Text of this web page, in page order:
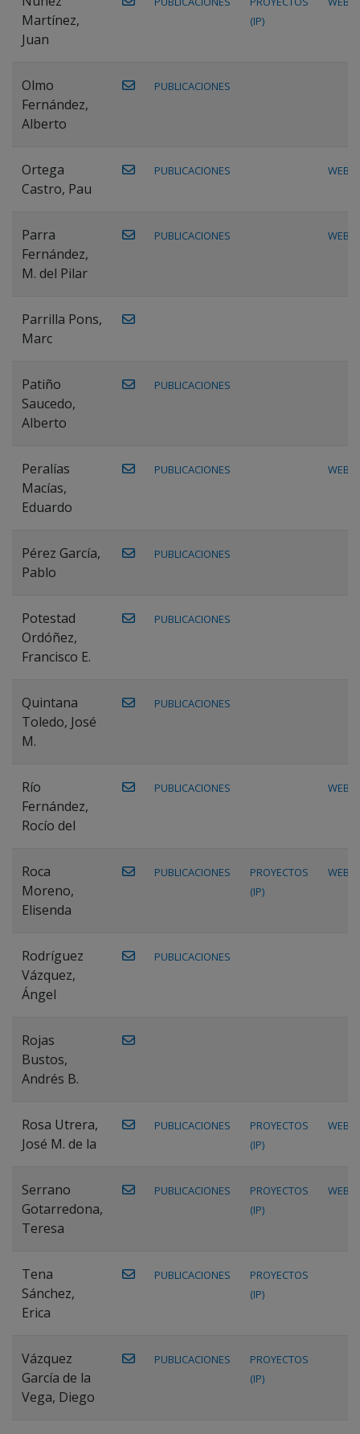
Martínez,
Juan
(IP)
Olmo
Fernández,
Alberto
PUBLICACIONES
Ortega
Castro, Pau
PUBLICACIONES WEB
Parra
Fernández,
M. del Pilar
PUBLICACIONES WEB
Parrilla Pons,
Marc
Patiño
Saucedo,
Alberto
PUBLICACIONES
Peralías
Macías,
Eduardo
PUBLICACIONES WEB
Pérez García,
Pablo
PUBLICACIONES
Potestad
Ordóñez,
Francisco E.
PUBLICACIONES
Quintana
Toledo, José
M.
PUBLICACIONES
Río
Fernández,
Rocío del
PUBLICACIONES WEB
Roca
Moreno,
Elisenda
PUBLICACIONES
PROYECTOS
(IP)
WEB
Rodríguez
Vázquez,
Ángel
PUBLICACIONES
Rojas
Bustos,
Andrés B.
Rosa Utrera,
José M. de la
PUBLICACIONES
PROYECTOS
(IP)
WEB
Serrano
Gotarredona,
Teresa
PUBLICACIONES
PROYECTOS
(IP)
WEB
Tena
Sánchez,
Erica
PUBLICACIONES
PROYECTOS
(IP)
Vázquez
García de la
Vega, Diego
PUBLICACIONES
PROYECTOS
(IP)